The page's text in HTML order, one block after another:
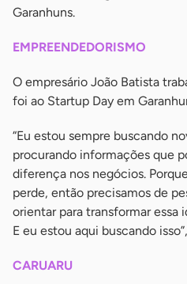
Garanhuns.
EMPREENDEDORISMO
O empresário João Batista
foi ao Startup Day em
“Eu estou sempre buscando
procurando informações que
diferença nos negócios.
perde, então precisamos de
orientar para transformar essa
E eu estou aqui buscando
CARUARU